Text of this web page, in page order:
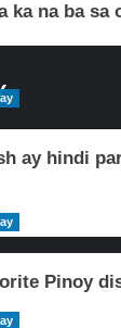
ka na ba sa
ay hindi
Pinoy